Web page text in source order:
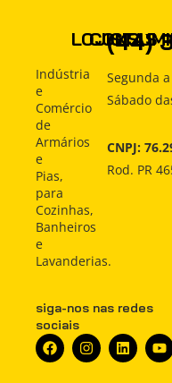
Indústria
e
Comércio
de
Armários
e
Pias,
para
Cozinhas,
Banheiros
e
Lavanderias.
LOJISTAS
Produtos
Como
Indústria
Notícias
Produtos
Como
Indústria
Notícias
COMO
(44)
Segunda
Sábado
CNPJ:
Rod. PR
siga-nos nas redes
sociais